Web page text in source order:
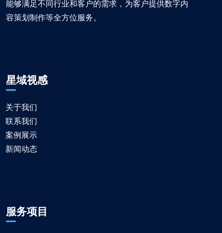
能够满足不同行业和客户的需求，为客户提供数字内
容策划制作等全方位服务。
星域视感
关于我们
联系我们
案例展示
新闻动态
服务项目